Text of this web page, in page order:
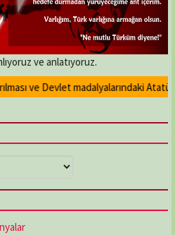
ve anlatıyoruz.
ve Devlet madalyalarındaki Atatürk